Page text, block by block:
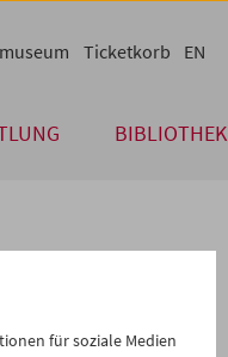
BIBLIOTHEK
Ticketkorb EN
für soziale Medien